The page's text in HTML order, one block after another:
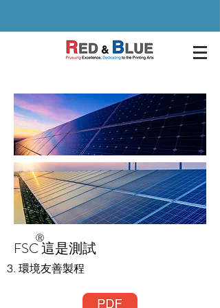
Ⓡ
FSC 這是測試
3. 環境友善製程